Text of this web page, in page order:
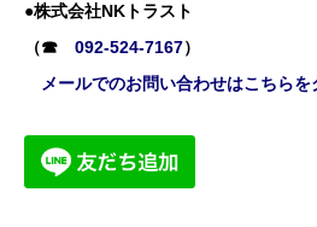
●株式会社NKトラスト
（☎ 092-524-7167）
メールでのお問い合わせはこちらを